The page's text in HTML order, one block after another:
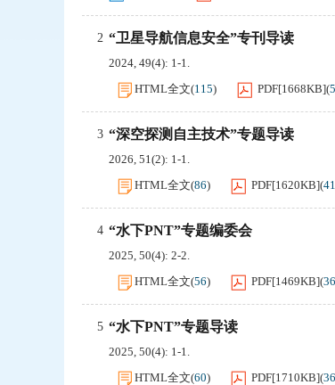
2 “卫星导航信息安全”专刊导读
2024, 49(4): 1-1.
HTML全文(115) PDF[1668KB](
3 “深空探测自主技术”专题导读
2026, 51(2): 1-1.
HTML全文(86) PDF[1620KB](
4 “水下PNT”专题编委会
2025, 50(4): 2-2.
HTML全文(56) PDF[1469KB](
5 “水下PNT”专题导读
2025, 50(4): 1-1.
HTML全文(60) PDF[1710KB](